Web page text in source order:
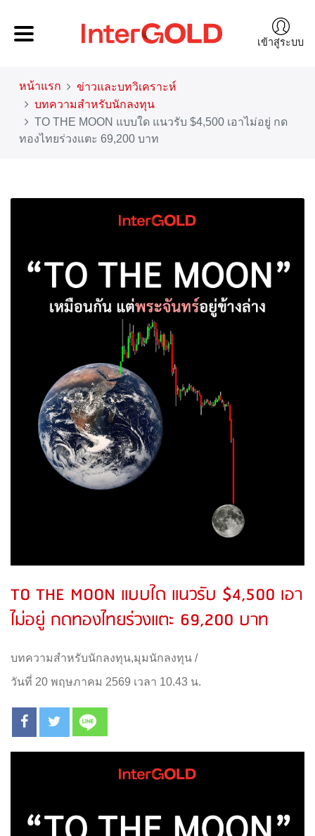
เข้าสู่ระบบ
หน้าแรก
ข่าวและบทวิเคราะห์
บทความสำหรับนักลงทุน
TO THE MOON แบบใด แนวรับ $4,500 เอาไม่อยู่ กด
ทองไทยร่วงแตะ 69,200 บาท
TO THE MOON แบบใด แนวรับ $4,500 เอา
ไม่อยู่ กดทองไทยร่วงแตะ 69,200 บาท
บทความสำหรับนักลงทุน,มุมนักลงทุน /
วันที่ 20 พฤษภาคม 2569 เวลา 10.43 น.